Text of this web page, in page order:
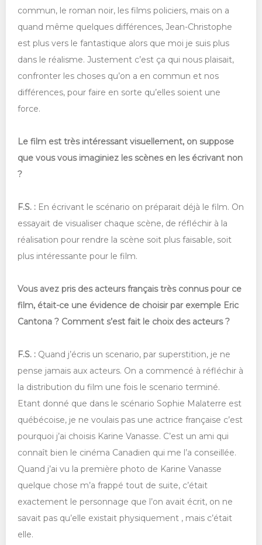
commun, le roman noir, les films policiers, mais on a
quand même quelques différences, Jean-Christophe
est plus vers le fantastique alors que moi je suis plus
dans le réalisme. Justement c’est ça qui nous plaisait,
confronter les choses qu’on a en commun et nos
différences, pour faire en sorte qu’elles soient une
force.
Le film est très intéressant visuellement, on suppose
que vous vous imaginiez les scènes en les écrivant non
?
F.S. : En écrivant le scénario on préparait déjà le film. On
essayait de visualiser chaque scène, de réfléchir à la
réalisation pour rendre la scène soit plus faisable, soit
plus intéressante pour le film.
Vous avez pris des acteurs français très connus pour ce
film, était-ce une évidence de choisir par exemple Eric
Cantona ? Comment s’est fait le choix des acteurs ?
F.S. : Quand j’écris un scenario, par superstition, je ne
pense jamais aux acteurs. On a commencé à réfléchir à
la distribution du film une fois le scenario terminé.
Etant donné que dans le scénario Sophie Malaterre est
québécoise, je ne voulais pas une actrice française c’est
pourquoi j’ai choisis Karine Vanasse. C’est un ami qui
connaît bien le cinéma Canadien qui me l’a conseillée.
Quand j’ai vu la première photo de Karine Vanasse
quelque chose m’a frappé tout de suite, c’était
exactement le personnage que l’on avait écrit, on ne
savait pas qu’elle existait physiquement , mais c’était
elle.